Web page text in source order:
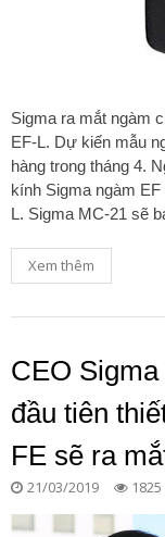
Sigma ra mắt ngàm
EF-L. Dự kiến mẫu
hàng trong tháng 4.
kính Sigma ngàm
L. Sigma MC-21 sẽ
Xem thêm
CEO
đầu tiên
FE sẽ ra
21/03/2019 1825